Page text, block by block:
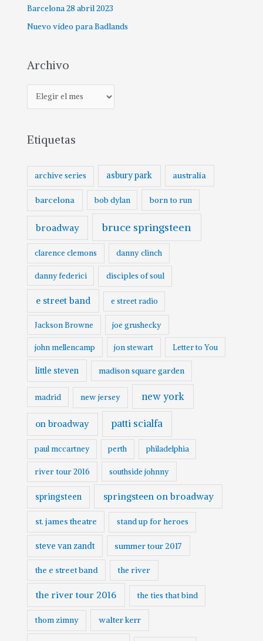
Barcelona 28 abril 2023
Nuevo vídeo para Badlands
Archivo
Etiquetas
archive series asbury park australia
barcelona bob dylan born to run
broadway bruce springsteen
clarence clemons danny clinch
danny federici disciples of soul
e street band e street radio
Jackson Browne joe grushecky
john mellencamp jon stewart Letter to You
little steven madison square garden
madrid new jersey new york
on broadway patti scialfa
paul mccartney perth philadelphia
river tour 2016 southside johnny
springsteen springsteen on broadway
st. james theatre stand up for heroes
steve van zandt summer tour 2017
the e street band the river
the river tour 2016 the ties that bind
thom zimny walter kerr